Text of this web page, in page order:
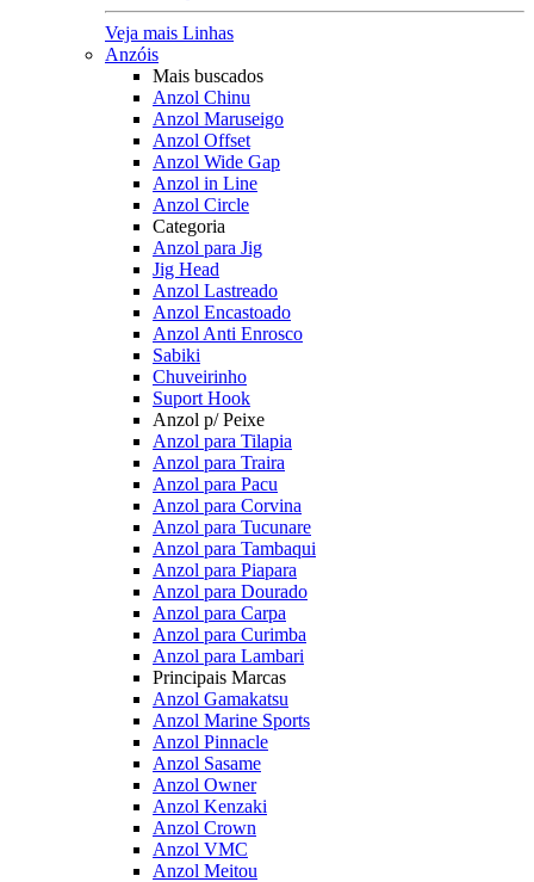
Veja mais Linhas
Anzóis
Mais buscados
Anzol Chinu
Anzol Maruseigo
Anzol Offset
Anzol Wide Gap
Anzol in Line
Anzol Circle
Categoria
Anzol para Jig
Jig Head
Anzol Lastreado
Anzol Encastoado
Anzol Anti Enrosco
Sabiki
Chuveirinho
Suport Hook
Anzol p/ Peixe
Anzol para Tilapia
Anzol para Traira
Anzol para Pacu
Anzol para Corvina
Anzol para Tucunare
Anzol para Tambaqui
Anzol para Piapara
Anzol para Dourado
Anzol para Carpa
Anzol para Curimba
Anzol para Lambari
Principais Marcas
Anzol Gamakatsu
Anzol Marine Sports
Anzol Pinnacle
Anzol Sasame
Anzol Owner
Anzol Kenzaki
Anzol Crown
Anzol VMC
Anzol Meitou